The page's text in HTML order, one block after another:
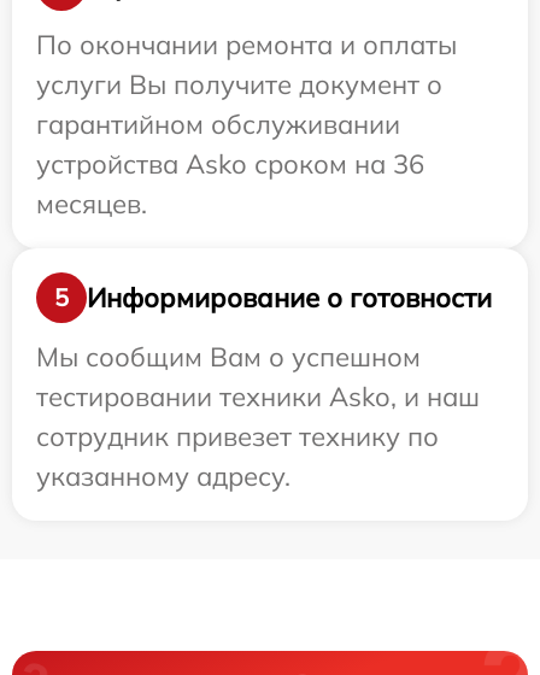
По окончании ремонта и оплаты
услуги Вы получите документ о
гарантийном обслуживании
устройства Asko сроком на 36
месяцев.
5
Информирование о готовности
Мы сообщим Вам о успешном
тестировании техники Asko, и наш
сотрудник привезет технику по
указанному адресу.